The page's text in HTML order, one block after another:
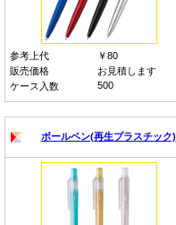
参考上代
￥80
販売価格
お見積します
ケース入数
500
ボールペン(再生プラスチック)